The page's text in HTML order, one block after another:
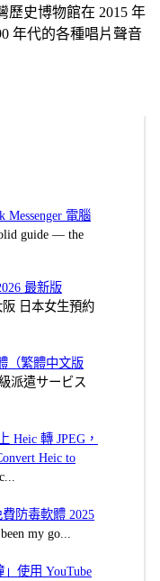
歷史博物館在 2015 年
年代的各種唱片聲音
Messenger 電腦
guide — the
最新版
阪 日本女生預約
（繁體中文版
派遣サービス
Heic 轉 JPEG，
Heic to
防毒軟體 2025
my go...
」使用 YouTube